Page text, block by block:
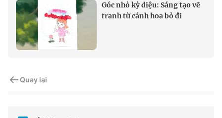
Góc nhỏ kỳ diệu: Sáng tạo vẽ
tranh từ cánh hoa bỏ đi
Quay lại